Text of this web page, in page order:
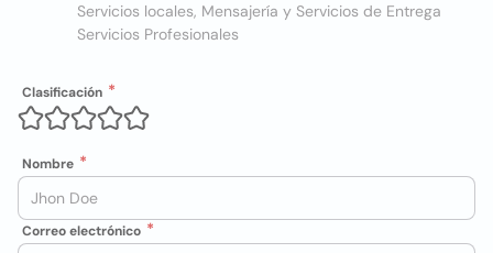
Servicios locales, Mensajería y Servicios de Entrega
Servicios Profesionales
Clasificación
Nombre
Correo electrónico